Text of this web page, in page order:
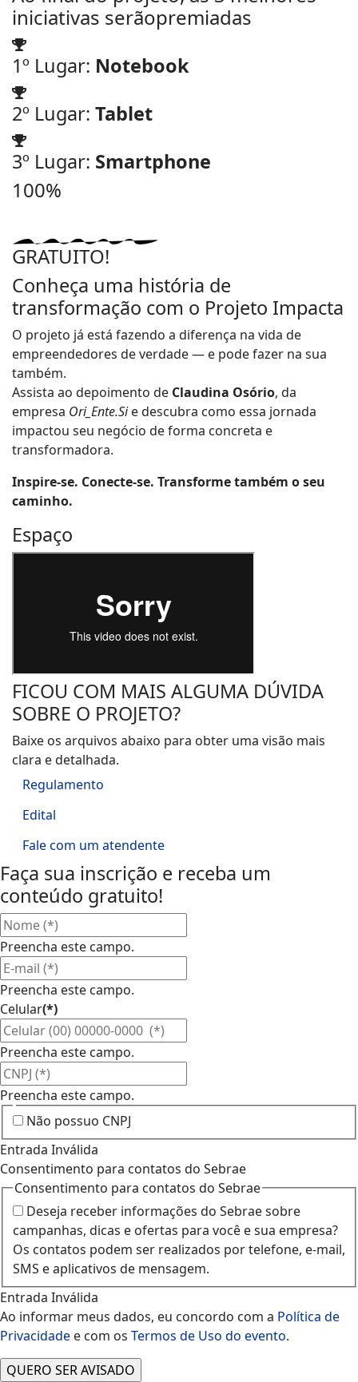
iniciativas serãopremiadas
1º Lugar: Notebook
2º Lugar: Tablet
3º Lugar: Smartphone
100%
GRATUITO!
Conheça uma história de
transformação com o Projeto Impacta
O projeto já está fazendo a diferença na vida de
empreendedores de verdade — e pode fazer na sua
também.
Assista ao depoimento de Claudina Osório, da
empresa Ori_Ente.Sie descubra como essa jornada
impactou seu negócio de forma concreta e
transformadora.
Inspire-se. Conecte-se. Transforme também o seu
caminho.
Espaço
FICOU COM MAIS ALGUMA DÚVIDA
SOBRE O PROJETO?
Baixe os arquivos abaixo para obter uma visão mais
clara e detalhada.
Regulamento
Edital
Fale com um atendente
Faça sua inscrição e receba um
conteúdo gratuito!
Preencha este campo.
Preencha este campo.
Celular(*)
Preencha este campo.
Preencha este campo.
Não possuo CNPJ
Entrada Inválida
Consentimento para contatos do Sebrae
Consentimento para contatos do Sebrae
Deseja receber informações do Sebrae sobre
campanhas, dicas e ofertas para você e sua empresa?
Os contatos podem ser realizados por telefone, e-mail,
SMS e aplicativos de mensagem.
Entrada Inválida
Ao informar meus dados, eu concordo com a Política de
Privacidade e com os Termos de Uso do evento.
QUERO SER AVISADO